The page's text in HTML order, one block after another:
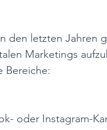
den letzten Jahren
Marketings
Bereiche:
oder Instagram-